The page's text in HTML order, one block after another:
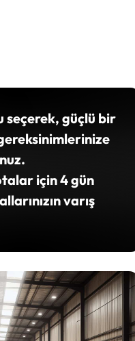
seçerek, güçlü bir
için 4 gün
varış